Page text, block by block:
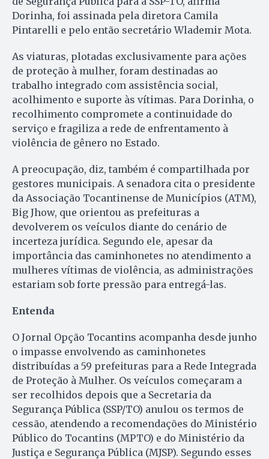
Dorinha, foi assinada pela diretora Camila
Pintarelli e pelo então secretário Wlademir Mota.
As viaturas, plotadas exclusivamente para ações
de proteção à mulher, foram destinadas ao
trabalho integrado com assistência social,
acolhimento e suporte às vítimas. Para Dorinha, o
recolhimento compromete a continuidade do
serviço e fragiliza a rede de enfrentamento à
violência de gênero no Estado.
A preocupação, diz, também é compartilhada por
gestores municipais. A senadora cita o presidente
da Associação Tocantinense de Municípios (ATM),
Big Jhow, que orientou as prefeituras a
devolverem os veículos diante do cenário de
incerteza jurídica. Segundo ele, apesar da
importância das caminhonetes no atendimento a
mulheres vítimas de violência, as administrações
estariam sob forte pressão para entregá-las.
Entenda
O Jornal Opção Tocantins acompanha desde junho
o impasse envolvendo as caminhonetes
distribuídas a 59 prefeituras para a Rede Integrada
de Proteção à Mulher. Os veículos começaram a
ser recolhidos depois que a Secretaria da
Segurança Pública (SSP/TO) anulou os termos de
cessão, atendendo a recomendações do Ministério
Público do Tocantins (MPTO) e do Ministério da
Justiça e Segurança Pública (MJSP). Segundo esses